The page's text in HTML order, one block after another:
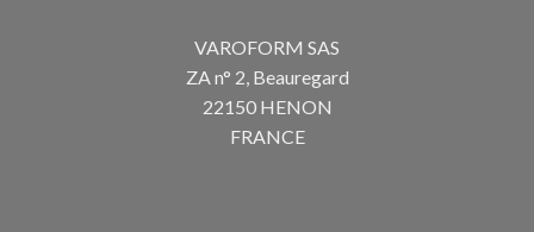
VAROFORM SAS
ZA n° 2, Beauregard
22150 HENON
FRANCE